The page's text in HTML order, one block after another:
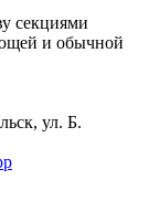
секциями
и обычной
ул. Б.